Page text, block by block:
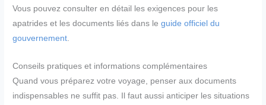
Vous pouvez consulter en détail les exigences pour les
apatrides et les documents liés dans leguide officiel du
gouvernement.
Conseils pratiques et informations complémentaires
Quand vous préparez votre voyage, penser aux documents
indispensables ne suffit pas. Il faut aussi anticiper les situations